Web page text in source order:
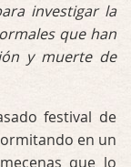
investigar la
que han
y muerte de
festival de
en un
que lo